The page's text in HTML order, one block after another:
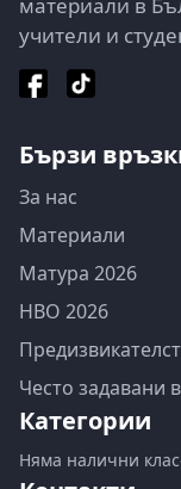
учители и
Бързи
За нас
Материали
Матура 2026
НВО 2026
Често задавани
Категории
Няма налични